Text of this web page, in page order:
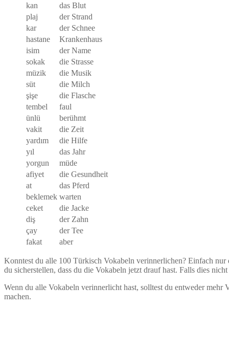
kan
das Blut
plaj
der Strand
kar
der Schnee
hastane
Krankenhaus
isim
der Name
sokak
die Strasse
müzik
die Musik
süt
die Milch
şişe
die Flasche
tembel
faul
ünlü
berühmt
vakit
die Zeit
yardım
die Hilfe
yıl
das Jahr
yorgun
müde
afiyet
die Gesundheit
at
das Pferd
beklemek warten
ceket
die Jacke
diş
der Zahn
çay
der Tee
fakat
aber
Konntest du alle 100 Türkisch Vokabeln verinnerlichen? Einfach
du sicherstellen, dass du die Vokabeln jetzt drauf hast. Falls dies
Wenn du alle Vokabeln verinnerlicht hast, solltest du entweder mehr
machen.